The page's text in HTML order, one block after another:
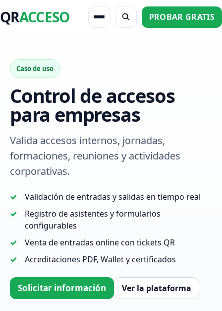
QRACCESO PROBAR GRATIS
Caso de uso
Control de accesos
para empresas
Valida accesos internos, jornadas,
formaciones, reuniones y actividades
corporativas.
Validación de entradas y salidas en tiempo real
Registro de asistentes y formularios
configurables
Venta de entradas online con tickets QR
Acreditaciones PDF, Wallet y certificados
Solicitar información Ver la plataforma